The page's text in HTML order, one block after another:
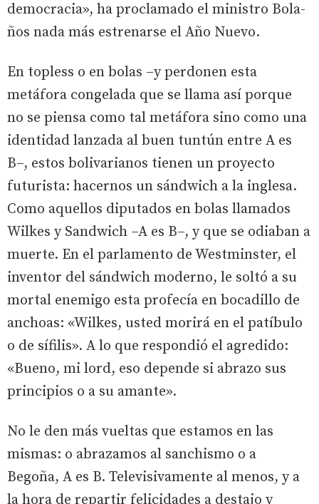
democracia», ha proclamado el ministro Bola-
ños nada más estrenarse el Año Nuevo.
En topless o en bolas –y perdonen esta
metáfora congelada que se llama así porque
no se piensa como tal metáfora sino como una
identidad lanzada al buen tuntún entre A es
B–, estos bolivarianos tienen un proyecto
futurista: hacernos un sándwich a la inglesa.
Como aquellos diputados en bolas llamados
Wilkes y Sandwich –A es B–, y que se odiaban a
muerte. En el parlamento de Westminster, el
inventor del sándwich moderno, le soltó a su
mortal enemigo esta profecía en bocadillo de
anchoas: «Wilkes, usted morirá en el patíbulo
o de sífilis». A lo que respondió el agredido:
«Bueno, mi lord, eso depende si abrazo sus
principios o a su amante».
No le den más vueltas que estamos en las
mismas: o abrazamos al sanchismo o a
Begoña, A es B. Televisivamente al menos, y a
la hora de repartir felicidades a destajo y